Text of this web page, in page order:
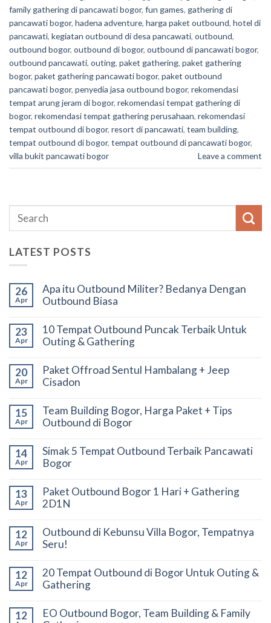
family gathering di pancawati bogor, fun games, gathering di
pancawati bogor, hadena adventure, harga paket outbound, hotel di
pancawati, kegiatan outbound di desa pancawati, outbound,
outbound bogor, outbound di bogor, outbound di pancawati bogor,
outbound pancawati, outing, paket gathering, paket gathering
bogor, paket gathering pancawati bogor, paket outbound
pancawati bogor, penyedia jasa outbound bogor, rekomendasi
tempat arung jeram di bogor, rekomendasi tempat gathering di
bogor, rekomendasi tempat gathering perusahaan, rekomendasi
tempat outbound di bogor, resort di pancawati, team building,
tempat outbound di bogor, tempat outbound di pancawati bogor,
villa bukit pancawati bogor
Leave a comment
LATEST POSTS
26
Apr
Apa itu Outbound Militer? Bedanya Dengan
Outbound Biasa
23
Apr
10 Tempat Outbound Puncak Terbaik Untuk
Outing & Gathering
20
Apr
Paket Offroad Sentul Hambalang + Jeep
Cisadon
15
Apr
Team Building Bogor, Harga Paket + Tips
Outbound di Bogor
14
Apr
Simak 5 Tempat Outbound Terbaik Pancawati
Bogor
13
Apr
Paket Outbound Bogor 1 Hari + Gathering
2D1N
12
Apr
Outbound di Kebunsu Villa Bogor, Tempatnya
Seru!
12
Apr
20 Tempat Outbound di Bogor Untuk Outing &
Gathering
12
EO Outbound Bogor, Team Building & Family